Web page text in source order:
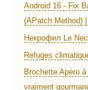
Android 16 - Fix
(APatch Method)
Некрофил Le
Refuges
Brochette Apéro
vraiment